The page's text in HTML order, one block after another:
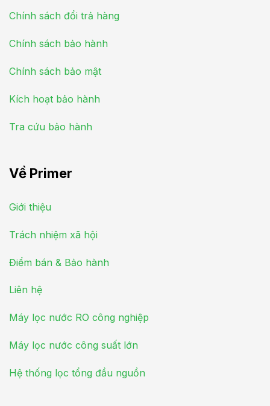
Chính sách đổi trả hàng
Chính sách bảo hành
Chính sách bảo mật
Kích hoạt bảo hành
Tra cứu bảo hành
Về Primer
Giới thiệu
Trách nhiệm xã hội
Điểm bán & Bảo hành
Liên hệ
Máy lọc nước RO công nghiệp
Máy lọc nước công suất lớn
Hệ thống lọc tổng đầu nguồn